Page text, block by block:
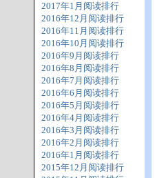
2017年1月阅读排行
2016年12月阅读排行
2016年11月阅读排行
2016年10月阅读排行
2016年9月阅读排行
2016年8月阅读排行
2016年7月阅读排行
2016年6月阅读排行
2016年5月阅读排行
2016年4月阅读排行
2016年3月阅读排行
2016年2月阅读排行
2016年1月阅读排行
2015年12月阅读排行